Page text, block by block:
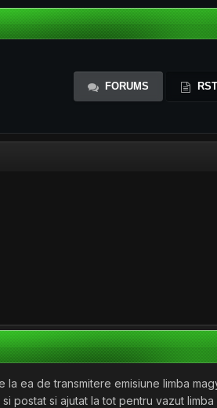
FORUMS
ea de transmitere emisiune limba
postat si ajutat la tot pentru vazut